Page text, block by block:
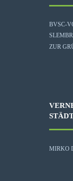
BVSC-
ZUR
MIRKO